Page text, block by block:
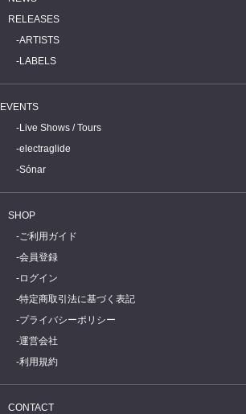
RELEASES
ARTISTS
LABELS
EVENTS
Live Shows / Tours
electraglide
Sónar
SHOP
ご利用ガイド
会員登録
ログイン
特定商取引法に基づく表記
プライバシーポリシー
運営会社
利用規約
CONTACT